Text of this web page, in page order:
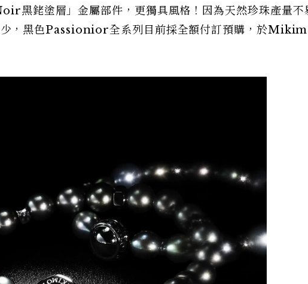
黑銠塗層」金屬部件，更獨具風格！因為天然珍珠產量不
少，黑色Passionior全系列目前採全額付訂預購，於